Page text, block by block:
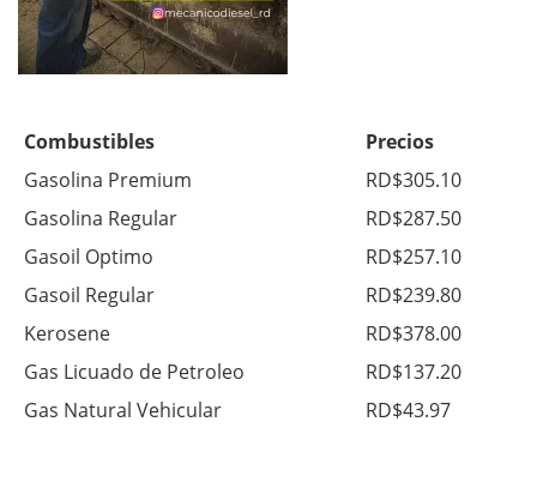
Combustibles
Precios
Gasolina Premium
RD$305.10
Gasolina Regular
RD$287.50
Gasoil Optimo
RD$257.10
Gasoil Regular
RD$239.80
Kerosene
RD$378.00
Gas Licuado de Petroleo
RD$137.20
Gas Natural Vehicular
RD$43.97